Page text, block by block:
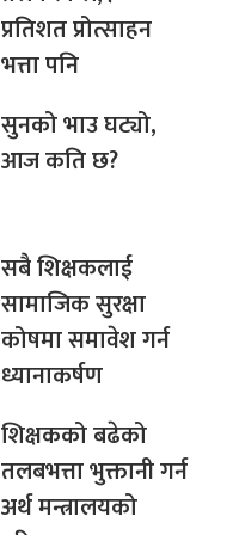
प्रतिशत प्रोत्साहन
भत्ता पनि
सुनको भाउ घट्यो,
आज कति छ?
सबै शिक्षकलाई
सामाजिक सुरक्षा
कोषमा समावेश गर्न
ध्यानाकर्षण
शिक्षकको बढेको
तलबभत्ता भुक्तानी गर्न
अर्थ मन्त्रालयको